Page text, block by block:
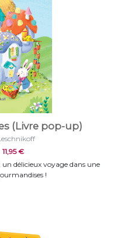
(Livre pop-up)
11,95 €
délicieux voyage dans une
!